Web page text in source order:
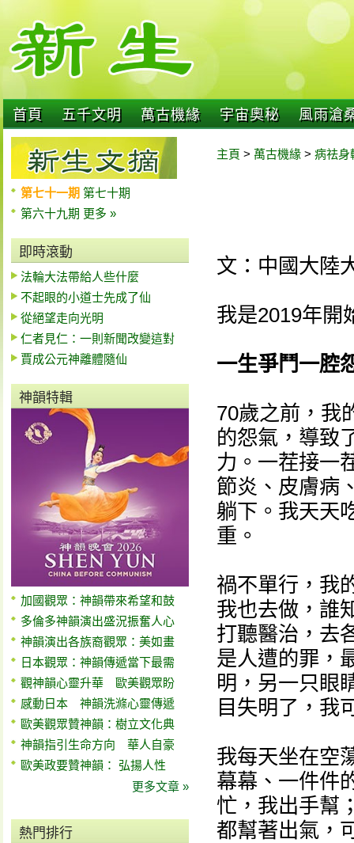
首頁 五千文明 萬古機緣 宇宙奧秘 風雨滄
第七十一期 第七十期
第六十九期 更多 »
即時滾動
法輪大法帶給人些什麼
不起眼的小道士先成了仙
從絕望走向光明
仁者見仁：一則新聞改變這對
賈成公元神離體隨仙
神韻特輯
加國觀眾：神韻帶來希望和鼓
多倫多神韻演出盛況振奮人心
神韻演出各族裔觀眾：美如畫
日本觀眾：神韻傳遞當下最需
觀神韻心靈升華 歐美觀眾盼
感動日本 神韻洗滌心靈傳遞
歐美觀眾贊神韻：樹立文化典
神韻指引生命方向 華人自豪
歐美政要贊神韻： 弘揚人性
更多文章 »
熱門排行
主頁 > 萬古機緣 > 病祛身
文：中國大陸
我是2019年開
一生爭鬥一腔
70歲之前，我
的怨氣，導致
力。一茬接一
節炎、皮膚病
躺下。我天天
重。
禍不單行，我
我也去做，誰
打聽醫治，去
是人遭的罪，
明，另一只眼
目失明了，我
我每天坐在空
幕幕、一件件
忙，我出手幫
都幫著出氣，